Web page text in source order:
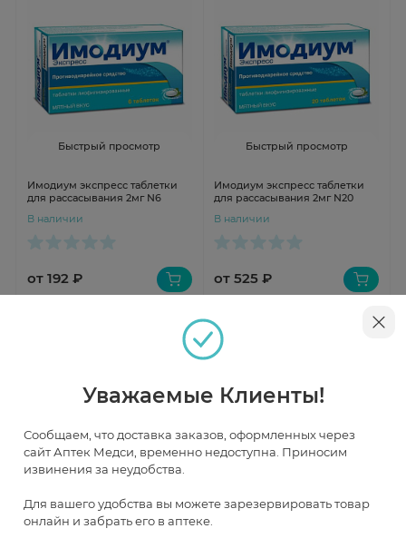
Быстрый просмотр
Имодиум экспресс таблетки
для рассасывания 2мг N6
В наличии
от 192 ₽
Быстрый просмотр
Имодиум экспресс таблетки
для рассасывания 2мг N20
В наличии
от 525 ₽
Имодиум экспресс таблетки
Уважаемые Клиенты!
Сообщаем, что доставка заказов, оформленных через
сайт Аптек Медси, временно недоступна. Приносим
извинения за неудобства.
Для вашего удобства вы можете зарезервировать товар
онлайн и забрать его в аптеке.